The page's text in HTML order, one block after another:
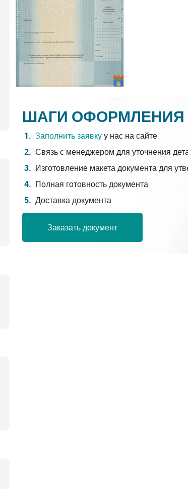
ШАГИ ОФОРМЛЕНИЯ
Заполнить заявкуу нас на сайте
Связь с менеджером для уточнения
Изготовление макета документа для
Полная готовность документа
Доставка документа
Заказать документ